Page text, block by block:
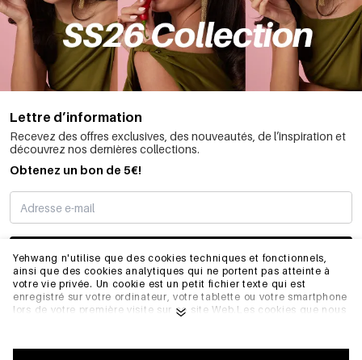
Yehwang n'utilise que des cookies techniques et fonctionnels,
ainsi que des cookies analytiques qui ne portent pas atteinte à
votre vie privée. Un cookie est un petit fichier texte qui est
enregistré sur votre ordinateur, votre tablette ou votre smartphone
lors de votre première visite sur ce site Web.Les cookies que nous
fonctionner correctement et de se souvenir, par exemple, de vos
Lettre d’information
Recevez des offres exclusives, des nouveautés, de l’inspiration et
découvrez nos dernières collections.
Obtenez un bon de 5€!
JE M’INSCRIS
INFORMATIONS